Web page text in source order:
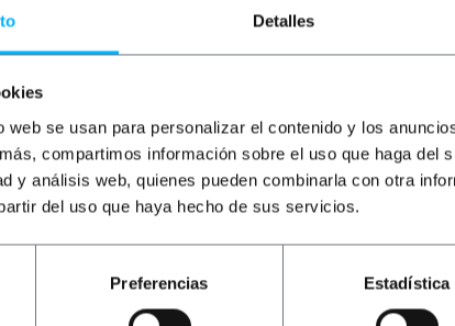
Detalles
web se usan para personalizar el contenido y los
compartimos información sobre el uso que haga del
y análisis web, quienes pueden combinarla con otra
del uso que haya hecho de sus servicios.
Preferencias Estadística
QUANDO CI
SCORTE
PVP
1,58€IVA inc.
FAMMI SAPERE QUANDO CI
SONO SCORTE